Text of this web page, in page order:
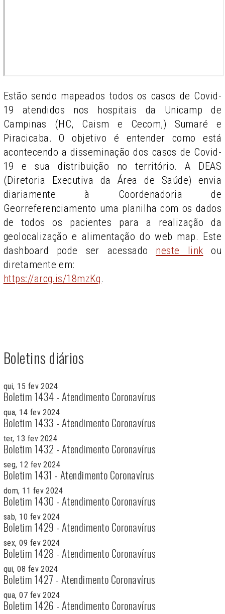
Estão sendo mapeados todos os casos de Covid-
19 atendidos nos hospitais da Unicamp de
Campinas (HC, Caism e Cecom,) Sumaré e
Piracicaba. O objetivo é entender como está
acontecendo a disseminação dos casos de Covid-
19 e sua distribuição no território. A DEAS
(Diretoria Executiva da Área de Saúde) envia
diariamente à Coordenadoria de
Georreferenciamento uma planilha com os dados
de todos os pacientes para a realização da
geolocalização e alimentação do web map. Este
dashboard pode ser acessado neste link ou
diretamente em:
https://arcg.is/18mzKq.
Boletins diários
qui, 15 fev 2024
Boletim 1434 - Atendimento Coronavírus
qua, 14 fev 2024
Boletim 1433 - Atendimento Coronavírus
ter, 13 fev 2024
Boletim 1432 - Atendimento Coronavírus
seg, 12 fev 2024
Boletim 1431 - Atendimento Coronavírus
dom, 11 fev 2024
Boletim 1430 - Atendimento Coronavírus
sab, 10 fev 2024
Boletim 1429 - Atendimento Coronavírus
sex, 09 fev 2024
Boletim 1428 - Atendimento Coronavírus
qui, 08 fev 2024
Boletim 1427 - Atendimento Coronavírus
qua, 07 fev 2024
Boletim 1426 - Atendimento Coronavírus